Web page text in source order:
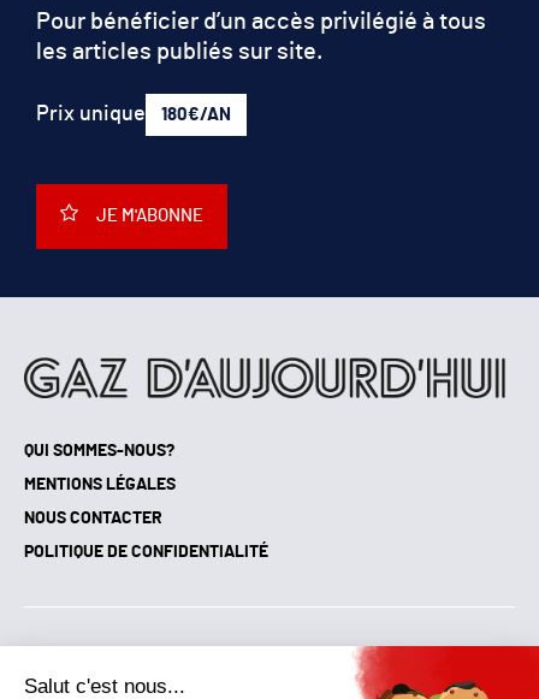
QUI SOMMES-NOUS?
MENTIONS LÉGALES
NOUS CONTACTER
POLITIQUE DE CONFIDENTIALITÉ
Pour bénéficier d’un accès privilégié à tous
les articles publiés sur site.
Prix unique 180€/AN
JE M'ABONNE